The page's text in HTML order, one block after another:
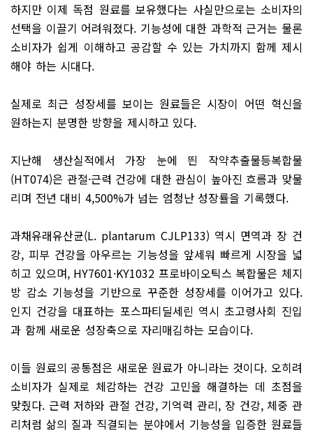
하지만 이제 독점 원료를 보유했다는 사실만으로는 소비자의
선택을 이끌기 어려워졌다. 기능성에 대한 과학적 근거는 물론
소비자가 쉽게 이해하고 공감할 수 있는 가치까지 함께 제시
해야 하는 시대다.
실제로 최근 성장세를 보이는 원료들은 시장이 어떤 혁신을
원하는지 분명한 방향을 제시하고 있다.
지난해 생산실적에서 가장 눈에 띈 작약추출물등복합물
(HT074)은 관절·근력 건강에 대한 관심이 높아진 흐름과 맞물
리며 전년 대비 4,500%가 넘는 엄청난 성장률을 기록했다.
과채유래유산균(L. plantarum CJLP133) 역시 면역과 장 건
강, 피부 건강을 아우르는 기능성을 앞세워 빠르게 시장을 넓
히고 있으며, HY7601·KY1032 프로바이오틱스 복합물은 체지
방 감소 기능성을 기반으로 꾸준한 성장세를 이어가고 있다.
인지 건강을 대표하는 포스파티딜세린 역시 초고령사회 진입
과 함께 새로운 성장축으로 자리매김하는 모습이다.
이들 원료의 공통점은 새로운 원료가 아니라는 것이다. 오히려
소비자가 실제로 체감하는 건강 고민을 해결하는 데 초점을
맞췄다. 근력 저하와 관절 건강, 기억력 관리, 장 건강, 체중 관
리처럼 삶의 질과 직결되는 분야에서 기능성을 입증한 원료들